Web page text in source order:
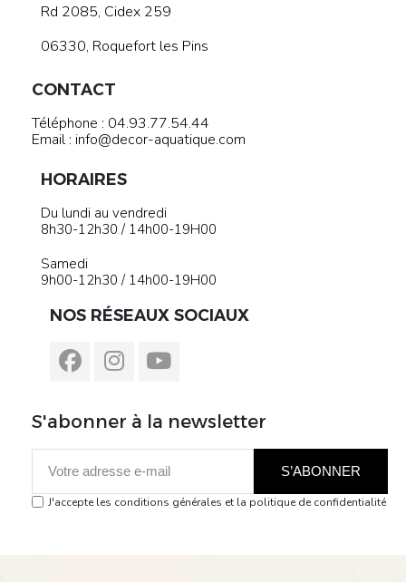
Rd 2085, Cidex 259
06330, Roquefort les Pins
CONTACT
Téléphone : 04.93.77.54.44
Email : info@decor-aquatique.com
HORAIRES
Du lundi au vendredi
8h30-12h30 / 14h00-19H00
Samedi
9h00-12h30 / 14h00-19H00
NOS RÉSEAUX SOCIAUX
S'abonner à la newsletter
S’ABONNER
J'accepte les conditions générales et la politique de confidentialité